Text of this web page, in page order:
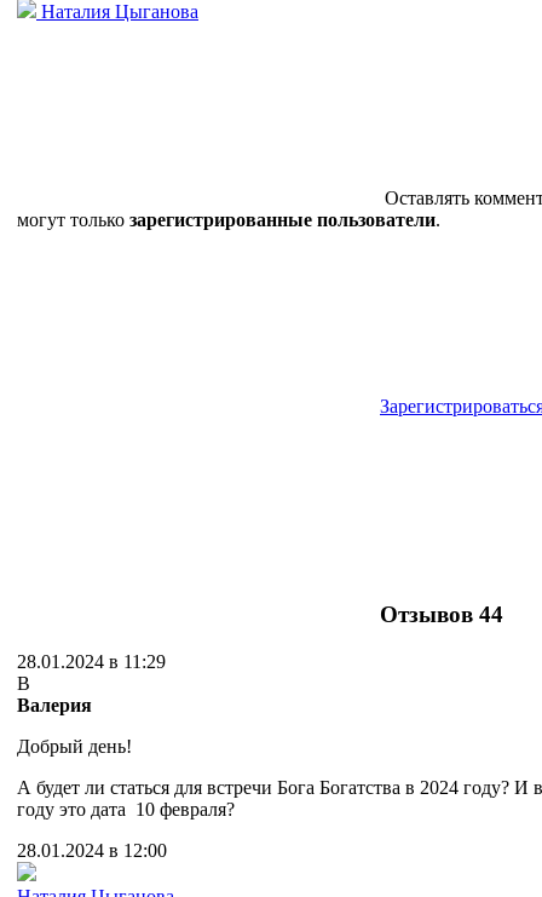
Наталия Цыганова
Оставлять
могут только зарегистрированные пользователи.
Отзывов 44
28.01.2024 в 11:29
В
Валерия
Добрый день!
А будет ли статься для встречи Бога Богатства в 2024 году? И
году это дата 10 февраля?
28.01.2024 в 12:00